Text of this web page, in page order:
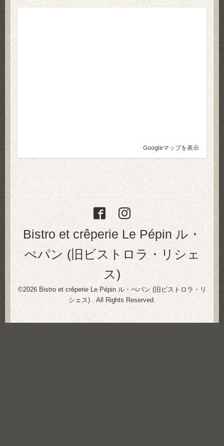
Bistro et crêperie Le Pépin ル・
ぺパン (旧ビストロラ・リシェ
ス)
©2026 Bistro et crêperie Le Pépin ル・ぺパン (旧ビストロラ・リ
シェス)
. All Rights Reserved.